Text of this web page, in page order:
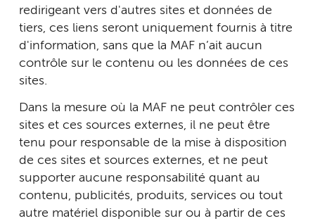
redirigeant vers d'autres sites et données de
tiers, ces liens seront uniquement fournis à titre
d'information, sans que la MAF n’ait aucun
contrôle sur le contenu ou les données de ces
sites.
Dans la mesure où la MAF ne peut contrôler ces
sites et ces sources externes, il ne peut être
tenu pour responsable de la mise à disposition
de ces sites et sources externes, et ne peut
supporter aucune responsabilité quant au
contenu, publicités, produits, services ou tout
autre matériel disponible sur ou à partir de ces